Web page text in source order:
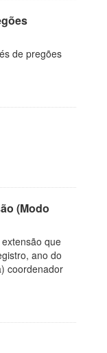
de pregões
(Modo
que
ano do
coordenador